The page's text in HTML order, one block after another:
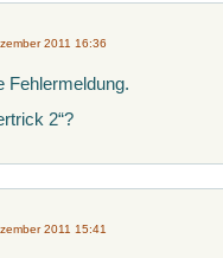
2011 16:36
Fehlermeldung.
2“?
2011 15:41